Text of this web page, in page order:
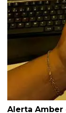
Alerta Amber